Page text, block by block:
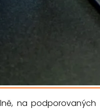
na podporovaných